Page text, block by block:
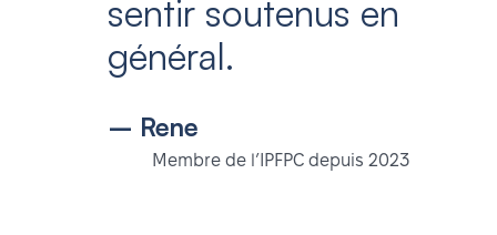
sentir soutenus en
général.
– Rene
Membre de l’IPFPC depuis 2023